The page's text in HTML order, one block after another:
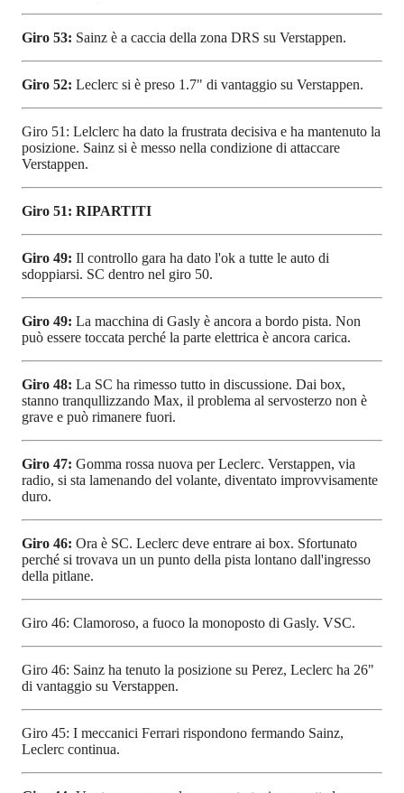
Giro 53: Sainz è a caccia della zona DRS su Verstappen.
Giro 52: Leclerc si è preso 1.7" di vantaggio su Verstappen.
Giro 51: Lelclerc ha dato la frustrata decisiva e ha mantenuto la
posizione. Sainz si è messo nella condizione di attaccare
Verstappen.
Giro 51: RIPARTITI
Giro 49: Il controllo gara ha dato l'ok a tutte le auto di
sdoppiarsi. SC dentro nel giro 50.
Giro 49: La macchina di Gasly è ancora a bordo pista. Non
può essere toccata perché la parte elettrica è ancora carica.
Giro 48: La SC ha rimesso tutto in discussione. Dai box,
stanno tranqullizzando Max, il problema al servosterzo non è
grave e può rimanere fuori.
Giro 47: Gomma rossa nuova per Leclerc. Verstappen, via
radio, si sta lamenando del volante, diventato improvvisamente
duro.
Giro 46: Ora è SC. Leclerc deve entrare ai box. Sfortunato
perché si trovava un un punto della pista lontano dall'ingresso
della pitlane.
Giro 46: Clamoroso, a fuoco la monoposto di Gasly. VSC.
Giro 46: Sainz ha tenuto la posizione su Perez, Leclerc ha 26"
di vantaggio su Verstappen.
Giro 45: I meccanici Ferrari rispondono fermando Sainz,
Leclerc continua.